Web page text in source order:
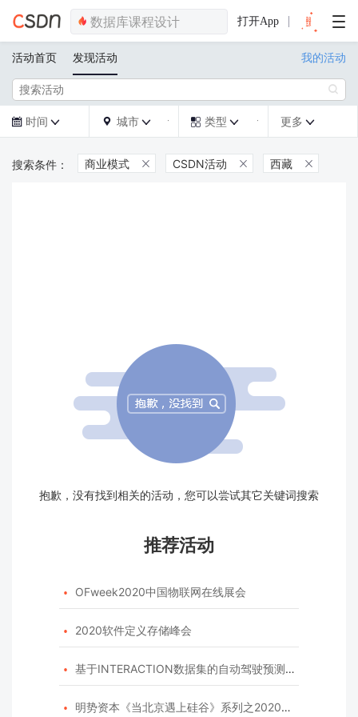
打开App
活动首页 发现活动 我的活动

 时间   城市   类型  更多 
商业模式  CSDN活动  西藏 
抱歉，没有找到相关的活动，您可以尝试其它关键词搜索
推荐活动
 OFweek2020中国物联网在线展会
 2020软件定义存储峰会
 基于INTERACTION数据集的自动驾驶预测模型挑战赛
 明势资本《当北京遇上硅谷》系列之2020年度开源峰会